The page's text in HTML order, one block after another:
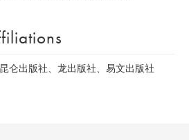
仑出版社、龙出版社、易文出版社